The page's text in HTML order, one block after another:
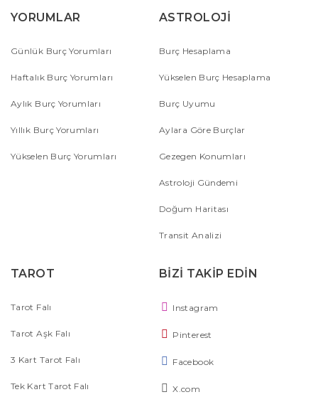
YORUMLAR
Günlük Burç Yorumları
Haftalık Burç Yorumları
Aylık Burç Yorumları
Yıllık Burç Yorumları
Yükselen Burç Yorumları
ASTROLOJİ
Burç Hesaplama
Yükselen Burç Hesaplama
Burç Uyumu
Aylara Göre Burçlar
Gezegen Konumları
Astroloji Gündemi
Doğum Haritası
Transit Analizi
TAROT
Tarot Falı
Tarot Aşk Falı
3 Kart Tarot Falı
Tek Kart Tarot Falı
BİZİ TAKİP EDİN
Instagram
Pinterest
Facebook
X.com